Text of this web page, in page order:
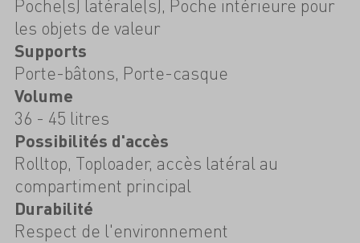
Poche(s) latérale(s), Poche intérieure pour
les objets de valeur
Supports
Porte-bâtons, Porte-casque
Volume
36 - 45 litres
Possibilités d'accès
Rolltop, Toploader, accès latéral au
compartiment principal
Durabilité
Respect de l'environnement